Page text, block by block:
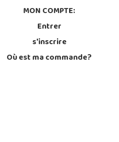
MON COMPTE:
Entrer
s'inscrire
Où est ma commande?